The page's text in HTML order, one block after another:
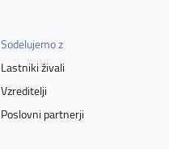
Sodelujemo z
Lastniki živali
Vzreditelji
Poslovni partnerji